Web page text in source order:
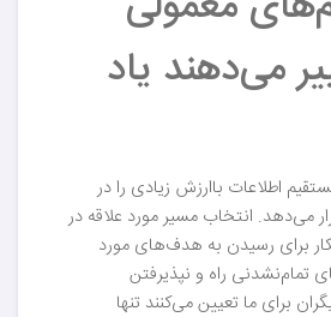
می‌دهند یاد
اطلاعات باارزش زیادی را در
می‌دهد. انتخاب مسیر مورد علاقه در
برای رسیدن به هدف‌های مورد
راه و نپذیرفتن
برای ما تعیین می‌کنند تنها